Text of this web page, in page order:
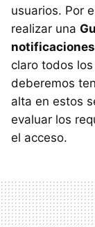
usuarios. Por
realizar una
claro todos
deberemos
alta en estos
evaluar los
el acceso.